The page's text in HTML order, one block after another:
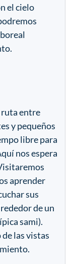
el cielo
entre
y pequeños
libre para
nos espera
aprender
sus
de un
sami).
las vistas